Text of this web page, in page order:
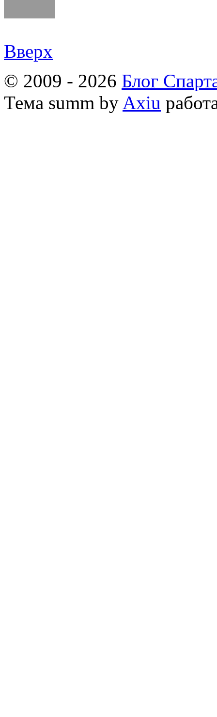
Вверх
© 2009 - 2026 Блог
Тема summ by Axiu